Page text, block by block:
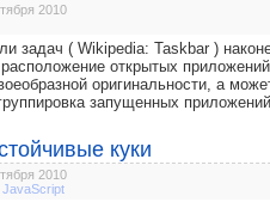
2010
задач ( Wikipedia: Taskbar )
открытых
оригинальности, а
запущенных
куки
2010
JavaScript